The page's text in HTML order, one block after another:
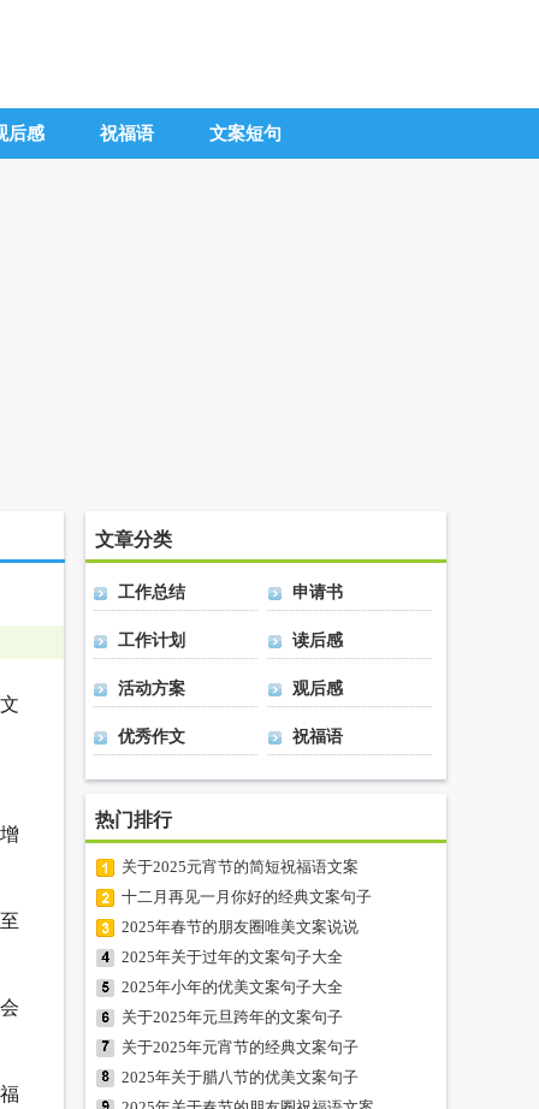
后感 祝福语 文案短句
文章分类
工作总结 申请书
工作计划 读后感
活动方案 观后感
优秀作文 祝福语
热门排行
关于2025元宵节的简短祝福语文案
十二月再见一月你好的经典文案句子
2025年春节的朋友圈唯美文案说说
2025年关于过年的文案句子大全
2025年小年的优美文案句子大全
关于2025年元旦跨年的文案句子
关于2025年元宵节的经典文案句子
2025年关于腊八节的优美文案句子